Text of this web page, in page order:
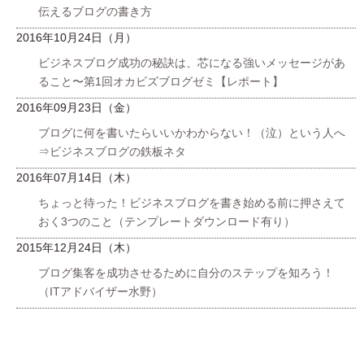
伝えるブログの書き方
2016年10月24日（月）
ビジネスブログ成功の秘訣は、芯になる強いメッセージがあ
ること〜第1回オカビズブログゼミ【レポート】
2016年09月23日（金）
ブログに何を書いたらいいかわからない！（泣）という人へ
⇒ビジネスブログの鉄板ネタ
2016年07月14日（木）
ちょっと待った！ビジネスブログを書き始める前に押さえて
おく3つのこと（テンプレートダウンロード有り）
2015年12月24日（木）
ブログ集客を成功させるために自分のステップを知ろう！
（ITアドバイザー水野）